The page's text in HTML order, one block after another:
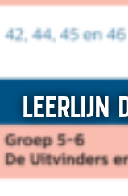
LEERLIJN